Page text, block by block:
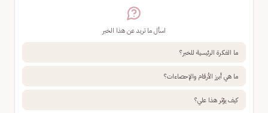
اسأل ما تريد عن هذا الخبر
ما الفكرة الرئيسية للخبر؟
ما هي أبرز الأرقام والإحصاءات؟
كيف يؤثر هذا علي؟